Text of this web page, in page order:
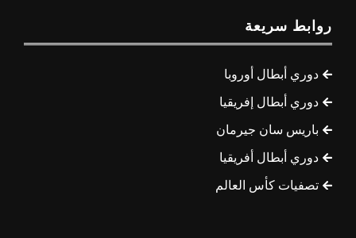
روابط سريعة
دوري أبطال أوروبا
دوري أبطال إفريقيا
باريس سان جيرمان
دوري أبطال أفريقيا
تصفيات كأس العالم